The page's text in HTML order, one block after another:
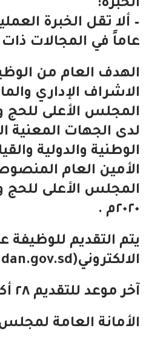
الخبرة:
– ألا تقل الخبرة
عاماً في المجالات
الهدف العام من
الاشراف الإداري
المجلس الأعلى للحج
لدى الجهات
الوطنية والدولية
الأمين العام
المجلس الأعلى للحج
٢٠٢٠م .
يتم التقديم للوظيفة
الالكتروني(
آخر موعد للتقديم ٢٨ أكتوبر ٢٠٢٥م.
الأمانة العامة لمجلس